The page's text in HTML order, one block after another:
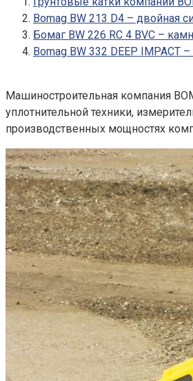
Bomag BW 213 D4 – двойная
Бомаг BW 226 RC 4 BVC –
Bomag BW 332 DEEP IMPACT
Машиностроительная компания
уплотнительной техники,
производственных мощностях